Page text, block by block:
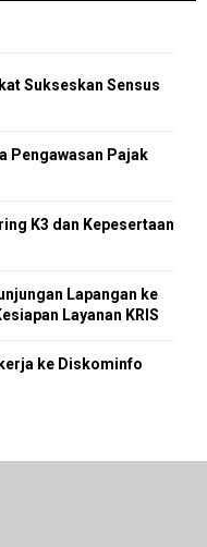
Sukseskan Sensus
Pengawasan Pajak
K3 dan Kepesertaan
Lapangan ke
Layanan KRIS
ke Diskominfo